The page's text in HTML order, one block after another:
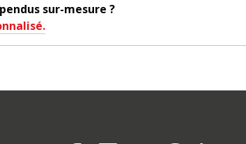
sur-mesure ?